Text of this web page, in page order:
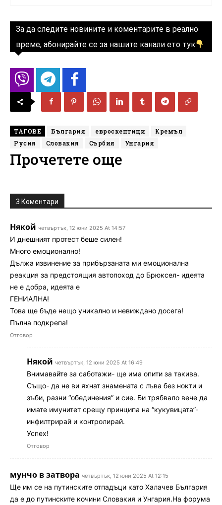
За да следите новините и коментарите в реално
време, абонирайте се за нашите канали ето тук
ТАГОВЕ България евроскептици
Кремъл
Русия
Словакия Сърбия Унгария
Прочетете още
3 Коментари
Някой четвъртък, 12 юни 2025 At 14:57
И днешният протест беше силен!
Много емоционално!
Дължа извинение за прибързаната ми емоционална
реакция за предстоящия автопоход до Брюксел- идеята
не е добра, идеята е
ГЕНИАЛНА!
Това ще бъде нещо уникално и невиждано досега!
Пълна подкрепа!
Отговор
Някой четвъртък, 12 юни 2025 At 16:49
Внимавайте за саботажи- ще има опити за такива.
Също- да не ви яхнат знамената с лъва без нокти и
зъби, разни “обединения” и сие. Би трябвало вече да
имате имунитет срещу принципа на “кукувицата”-
инфилтрирай и контролирай.
Успех!
Отговор
мунчо в затвора четвъртък, 12 юни 2025 At 12:15
Ще им се на путинските отпадъци като Халачев България
да е до путинските кочини Словакия и Унгария.На форума